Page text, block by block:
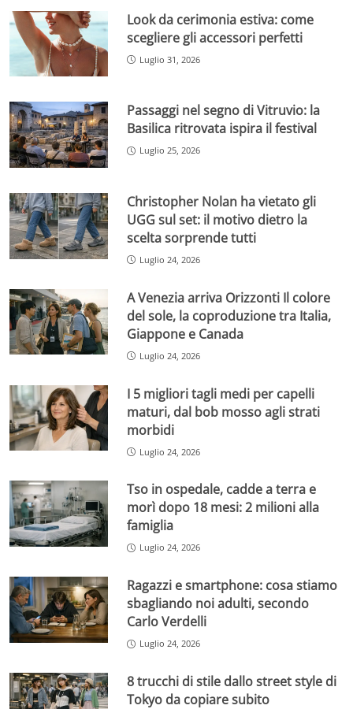
Look da cerimonia estiva: come
scegliere gli accessori perfetti
Luglio 31, 2026
Passaggi nel segno di Vitruvio: la
Basilica ritrovata ispira il festival
Luglio 25, 2026
Christopher Nolan ha vietato gli
UGG sul set: il motivo dietro la
scelta sorprende tutti
Luglio 24, 2026
A Venezia arriva Orizzonti Il colore
del sole, la coproduzione tra Italia,
Giappone e Canada
Luglio 24, 2026
I 5 migliori tagli medi per capelli
maturi, dal bob mosso agli strati
morbidi
Luglio 24, 2026
Tso in ospedale, cadde a terra e
morì dopo 18 mesi: 2 milioni alla
famiglia
Luglio 24, 2026
Ragazzi e smartphone: cosa stiamo
sbagliando noi adulti, secondo
Carlo Verdelli
Luglio 24, 2026
8 trucchi di stile dallo street style di
Tokyo da copiare subito